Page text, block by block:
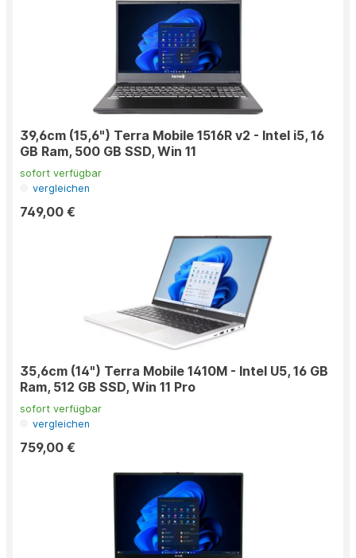
39,6cm (15,6") Terra Mobile 1516R v2 - Intel i5, 16
GB Ram, 500 GB SSD, Win 11
sofort verfügbar
vergleichen
749,00 €
35,6cm (14") Terra Mobile 1410M - Intel U5, 16 GB
Ram, 512 GB SSD, Win 11 Pro
sofort verfügbar
vergleichen
759,00 €